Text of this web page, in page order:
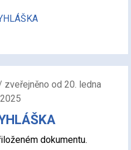
od 20. ledna
dokumentu.